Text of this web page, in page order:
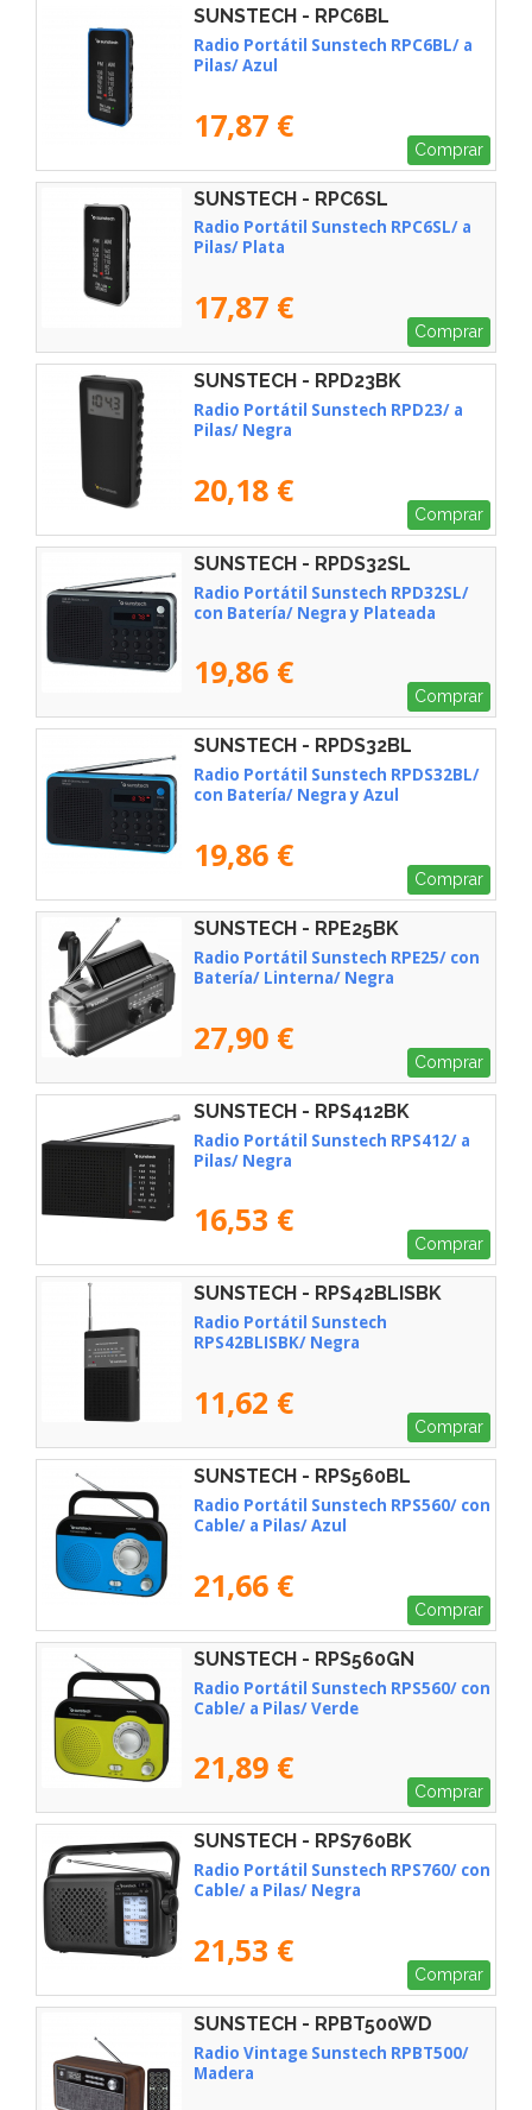
SUNSTECH - RPC6BL
Radio Portátil Sunstech RPC6BL/ a
Pilas/ Azul
17,87 €
Comprar
SUNSTECH - RPC6SL
Radio Portátil Sunstech RPC6SL/ a
Pilas/ Plata
17,87 €
Comprar
SUNSTECH - RPD23BK
Radio Portátil Sunstech RPD23/ a
Pilas/ Negra
20,18 €
Comprar
SUNSTECH - RPDS32SL
Radio Portátil Sunstech RPD32SL/
con Batería/ Negra y Plateada
19,86 €
Comprar
SUNSTECH - RPDS32BL
Radio Portátil Sunstech RPDS32BL/
con Batería/ Negra y Azul
19,86 €
Comprar
SUNSTECH - RPE25BK
Radio Portátil Sunstech RPE25/ con
Batería/ Linterna/ Negra
27,90 €
Comprar
SUNSTECH - RPS412BK
Radio Portátil Sunstech RPS412/ a
Pilas/ Negra
16,53 €
Comprar
SUNSTECH - RPS42BLISBK
Radio Portátil Sunstech
RPS42BLISBK/ Negra
11,62 €
Comprar
SUNSTECH - RPS560BL
Radio Portátil Sunstech RPS560/ con
Cable/ a Pilas/ Azul
21,66 €
Comprar
SUNSTECH - RPS560GN
Radio Portátil Sunstech RPS560/ con
Cable/ a Pilas/ Verde
21,89 €
Comprar
SUNSTECH - RPS760BK
Radio Portátil Sunstech RPS760/ con
Cable/ a Pilas/ Negra
21,53 €
Comprar
SUNSTECH - RPBT500WD
Radio Vintage Sunstech RPBT500/
Madera